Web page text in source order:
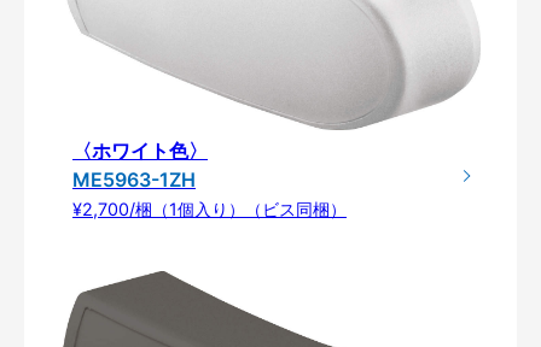
〈ホワイト色〉
ME5963-1ZH
¥2,700/梱（1個入り）（ビス同梱）